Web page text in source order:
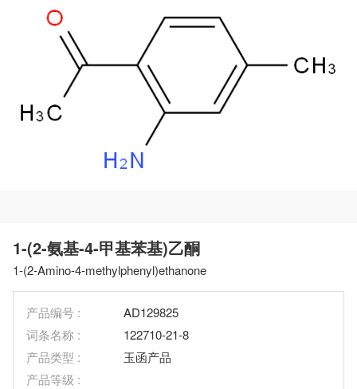
1-(2-氨基-4-甲基苯基)乙酮
1-(2-Amino-4-methylphenyl)ethanone
产品编号 :
AD129825
词条名称 :
122710-21-8
产品类型 :
玉函产品
产品等级 :